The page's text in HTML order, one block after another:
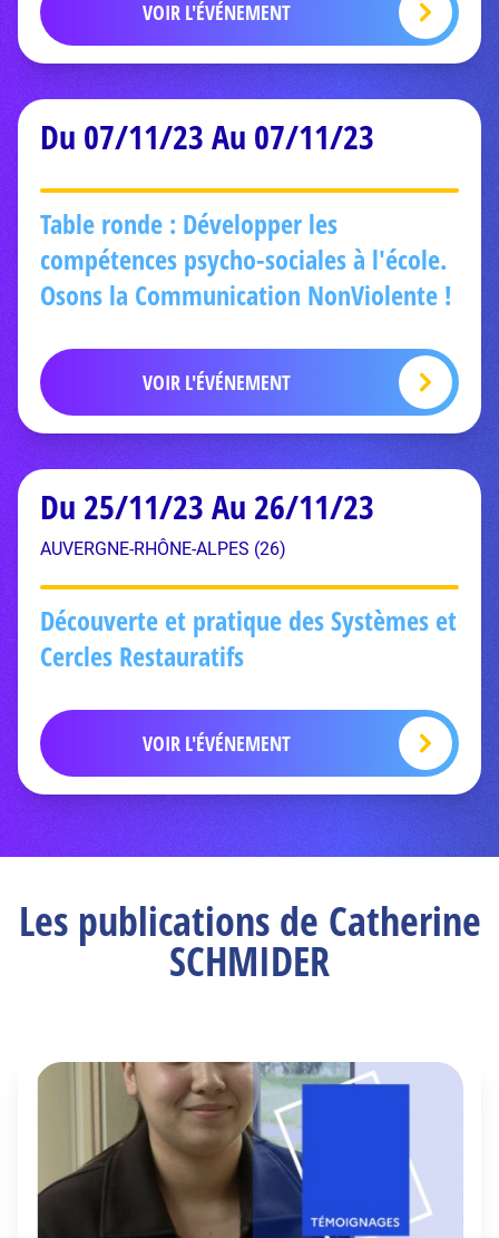
VOIR L'ÉVÉNEMENT
Du 07/11/23 Au 07/11/23
Table ronde : Développer les
compétences psycho-sociales à l'école.
Osons la Communication NonViolente !
VOIR L'ÉVÉNEMENT
Du 25/11/23 Au 26/11/23
AUVERGNE-RHÔNE-ALPES (26)
Découverte et pratique des Systèmes et
Cercles Restauratifs
VOIR L'ÉVÉNEMENT
Les publications de Catherine
SCHMIDER